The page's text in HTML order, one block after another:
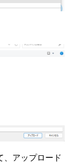
、アップロード